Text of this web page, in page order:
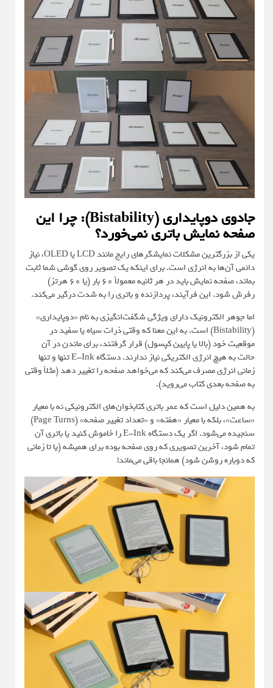
جادوی دوپایداری (Bistability): چرا این
صفحه نمایش باتری نمی‌خورد؟
یکی از بزرگترین مشکلات نمایشگرهای رایج مانند LCD یا OLED، نیاز
دائمی آن‌ها به انرژی است. برای اینکه یک تصویر روی گوشی شما ثابت
بماند، صفحه نمایش باید در هر ثانیه معمولاً 60 بار (یا 60 هرتز)
رفرش شود. این فرآیند، پردازنده و باتری را به شدت درگیر می‌کند.
اما جوهر الکترونیک دارای ویژگی شگفت‌انگیزی به نام «دوپایداری»
(Bistability) است. به این معنا که وقتی ذرات سیاه یا سفید در
موقعیت خود (بالا یا پایین کپسول) قرار گرفتند، برای ماندن در آن
حالت به هیچ انرژی الکتریکی نیاز ندارند. دستگاه E-Ink تنها و تنها
زمانی انرژی مصرف می‌کند که می‌خواهد صفحه را تغییر دهد (مثلاً وقتی
به صفحه بعدی کتاب می‌روید).
به همین دلیل است که عمر باتری کتابخوان‌های الکترونیکی نه با معیار
«ساعت»، بلکه با معیار «هفته» و «تعداد تغییر صفحه» (Page Turns)
سنجیده می‌شود. اگر یک دستگاه E-Ink را خاموش کنید یا باتری آن
تمام شود، آخرین تصویری که روی صفحه بوده برای همیشه (یا تا زمانی
که دوباره روشن شود) همانجا باقی می‌ماند!